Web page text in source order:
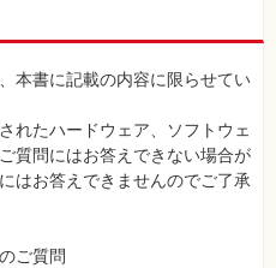
本書に記載の内容に限らせてい
れたハードウェア、ソフトウェ
質問にはお答えできない場合が
はお答えできませんのでご了承
ご質問